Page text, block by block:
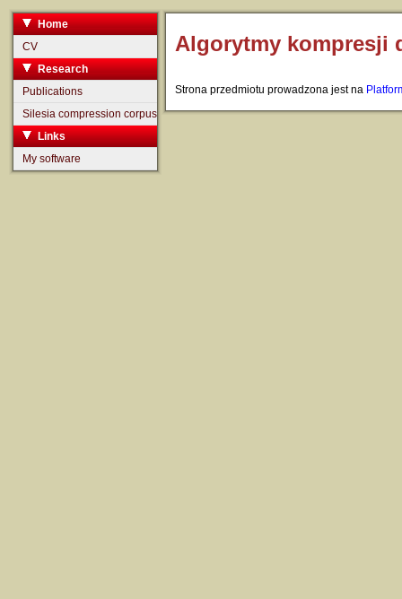
Home
CV
Research
Publications
Silesia compression corpus
Links
My software
Algorytmy kompresji
Strona przedmiotu prowadzona jest na